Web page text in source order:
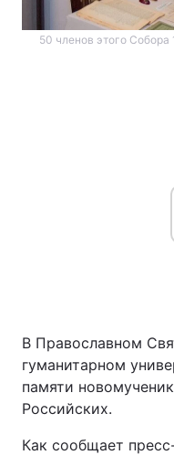
50 членов этого Собора
В Православном
гуманитарном
памяти
Российских.
Как сообщает